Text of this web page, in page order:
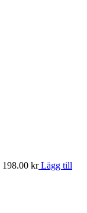
198.00 krLägg till